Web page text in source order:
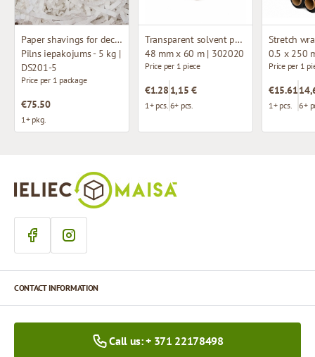
Paper shavings for decoration
Pilns iepakojums - 5 kg |
DS201-5
Price per 1 package
€75.50
1+ pkg.
Transparent solvent packing tape
48 mm x 60 m | 302020
Price per 1 piece
€1.28
1+ pcs.
1,15 €
6+ pcs.
Stretch
0.5 x 250
Price per 1
€15.61
1+ pcs. 6+
CONTACT INFORMATION
Call us: + 371 22178498